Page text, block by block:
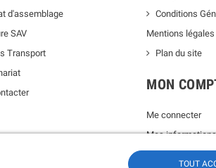
TOUT
d'assemblage
SAV
Transport
Conditions
Mentions légales
Plan du site
MON
Me connecter
Mes
Mes commandes